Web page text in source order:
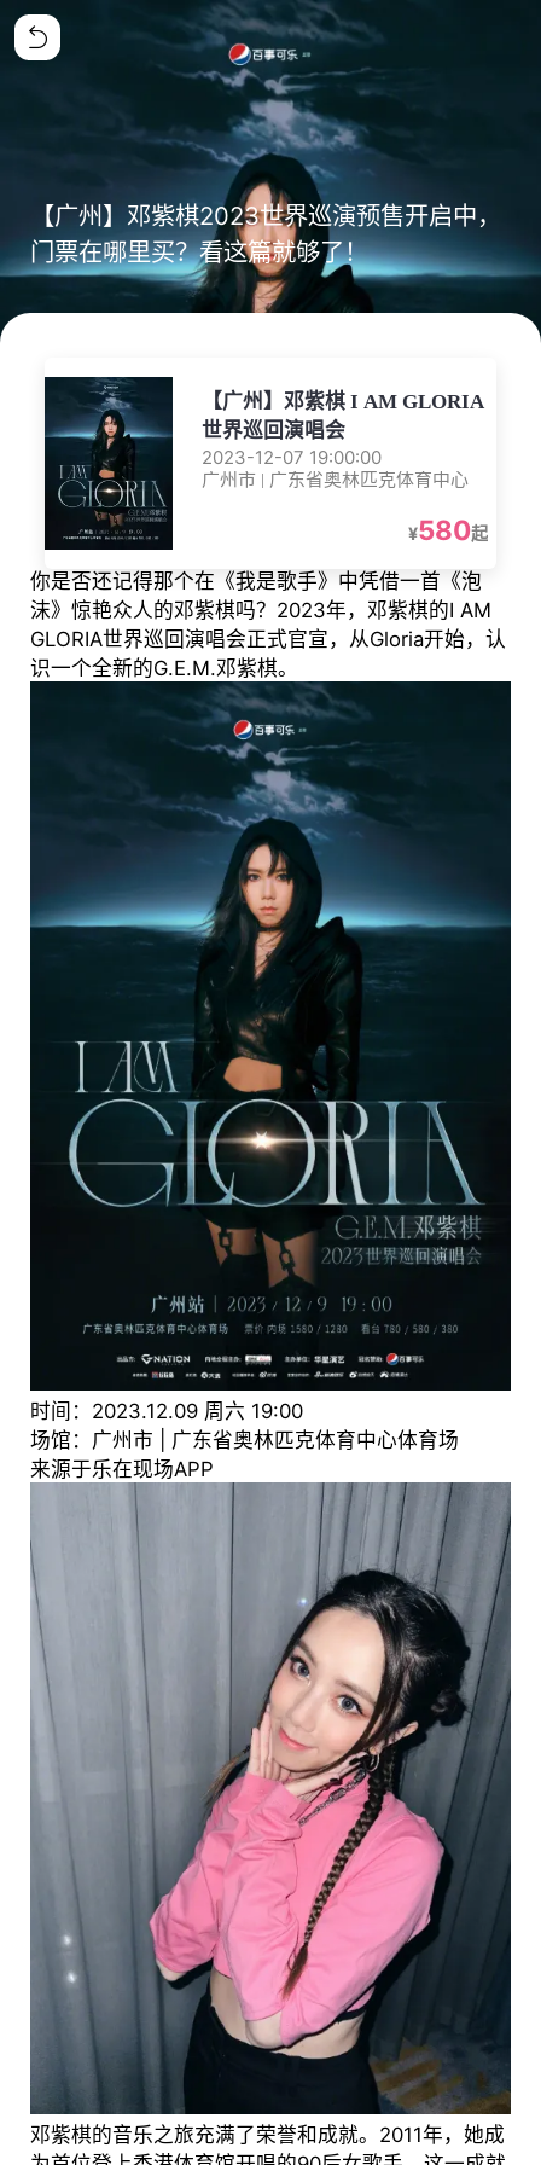
【广州】邓紫棋2023世界巡演预售开启中，
门票在哪里买？看这篇就够了！
【广州】邓紫棋 I AM GLORIA
世界巡回演唱会
2023-12-07 19:00:00
广州市 | 广东省奥林匹克体育中心
¥580起
你是否还记得那个在《我是歌手》中凭借一首《泡
沫》惊艳众人的邓紫棋吗？2023年，邓紫棋的I AM
GLORIA世界巡回演唱会正式官宣，从Gloria开始，认
识一个全新的G.E.M.邓紫棋。
时间：2023.12.09 周六 19:00
场馆：广州市 | 广东省奥林匹克体育中心体育场
来源于乐在现场APP
邓紫棋的音乐之旅充满了荣誉和成就。2011年，她成